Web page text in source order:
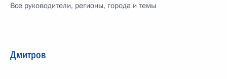
Все руководители, регионы, города и темы
Дмитров